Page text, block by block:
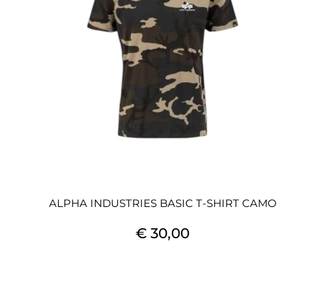
ALPHA INDUSTRIES BASIC T-SHIRT CAMO
€ 30,00